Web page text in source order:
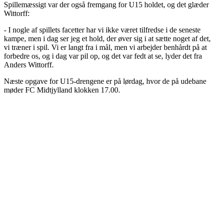
Spillemæssigt var der også fremgang for U15 holdet, og det glæder
Wittorff:
- I nogle af spillets facetter har vi ikke været tilfredse i de seneste
kampe, men i dag ser jeg et hold, der øver sig i at sætte noget af det,
vi træner i spil. Vi er langt fra i mål, men vi arbejder benhårdt på at
forbedre os, og i dag var pil op, og det var fedt at se, lyder det fra
Anders Wittorff.
Næste opgave for U15-drengene er på lørdag, hvor de på udebane
møder FC Midtjylland klokken 17.00.